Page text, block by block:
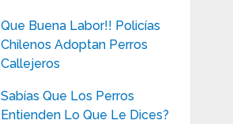
Que Buena Labor!! Policías
Chilenos Adoptan Perros
Callejeros
Sabías Que Los Perros
Entienden Lo Que Le Dices?